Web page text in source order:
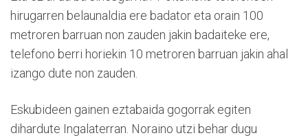
hirugarren belaunaldia ere badator eta orain 100
metroren barruan non zauden jakin badaiteke ere,
telefono berri horiekin 10 metroren barruan jakin ahal
izango dute non zauden.
Eskubideen gainen eztabaida gogorrak egiten
dihardute Ingalaterran. Noraino utzi behar dugu